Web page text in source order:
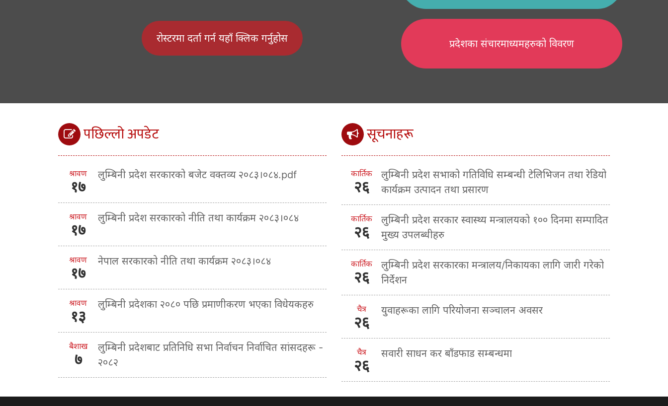
रोस्टरमा दर्ता गर्न यहाँ क्लिक गर्नुहोस प्रदेशका संचारमाध्यमहरुको विवरण
पछिल्लो अपडेट
श्रावण
१७
लुम्बिनी प्रदेश सरकारको बजेट वक्तव्य २०८३।०८४.pdf
श्रावण
१७
लुम्बिनी प्रदेश सरकारको नीति तथा कार्यक्रम २०८३।०८४
श्रावण
१७
नेपाल सरकारको नीति तथा कार्यक्रम २०८३।०८४
श्रावण
१३
लुम्बिनी प्रदेशका २०८० पछि प्रमाणीकरण भएका विधेयकहरु
बैशाख
७
लुम्बिनी प्रदेशबाट प्रतिनिधि सभा निर्वाचन निर्वाचित सांसदहरू -
२०८२
सूचनाहरू
कार्तिक
२६
लुम्बिनी प्रदेश सभाको गतिविधि सम्बन्धी टेलिभिजन तथा रेडियो
कार्यक्रम उत्पादन तथा प्रसारण
कार्तिक
२६
लुम्बिनी प्रदेश सरकार स्वास्थ्य मन्त्रालयको १०० दिनमा सम्पादित
मुख्य उपलब्धीहरु
कार्तिक
२६
लुम्बिनी प्रदेश सरकारका मन्त्रालय/निकायका लागि जारी गरेको
निर्देशन
चैत्र
२६
युवाहरूका लागि परियोजना सञ्चालन अवसर
चैत्र
२६
सवारी साधन कर बाँडफाड सम्बन्धमा